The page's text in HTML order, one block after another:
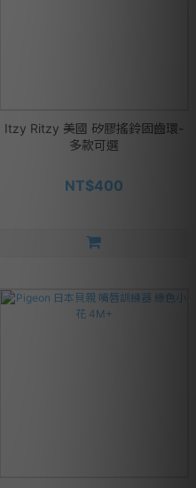
Itzy Ritzy 美國 矽膠搖鈴固齒環-
多款可選
NT$400